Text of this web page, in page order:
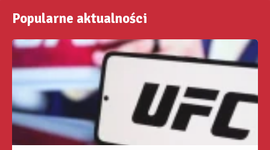
Popularne aktualności